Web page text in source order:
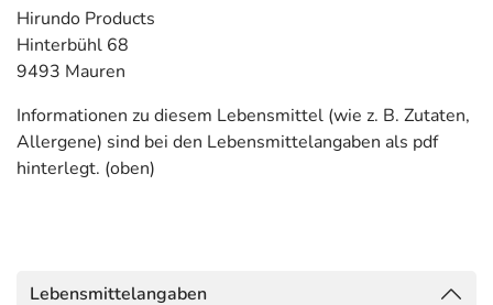
Hirundo Products
Hinterbühl 68
9493 Mauren
Informationen zu diesem Lebensmittel (wie z. B. Zutaten,
Allergene) sind bei den Lebensmittelangaben als pdf
hinterlegt. (oben)
Lebensmittelangaben